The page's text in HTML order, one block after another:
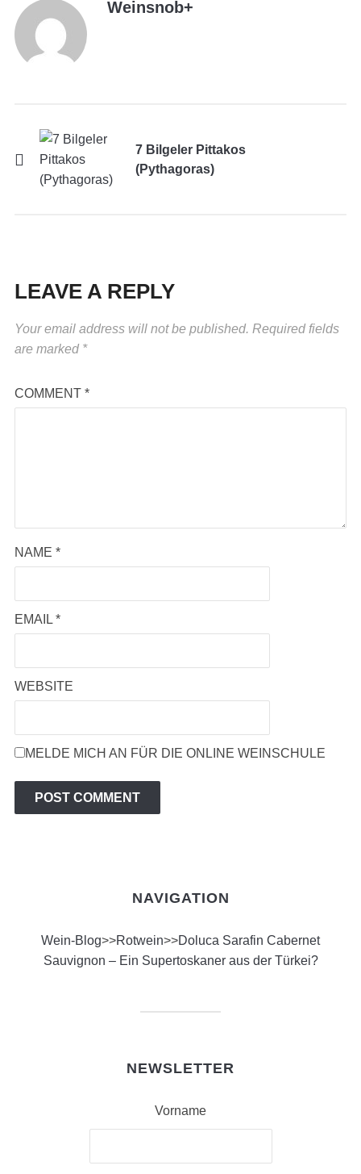
Weinsnob+
7 Bilgeler Pittakos
(Pythagoras)
LEAVE A REPLY
Your email address will not be published. Required fields
are marked *
COMMENT *
NAME *
EMAIL *
WEBSITE
MELDE MICH AN FÜR DIE ONLINE WEINSCHULE
NAVIGATION
Wein-Blog>>Rotwein>>Doluca Sarafin Cabernet
Sauvignon – Ein Supertoskaner aus der Türkei?
NEWSLETTER
Vorname